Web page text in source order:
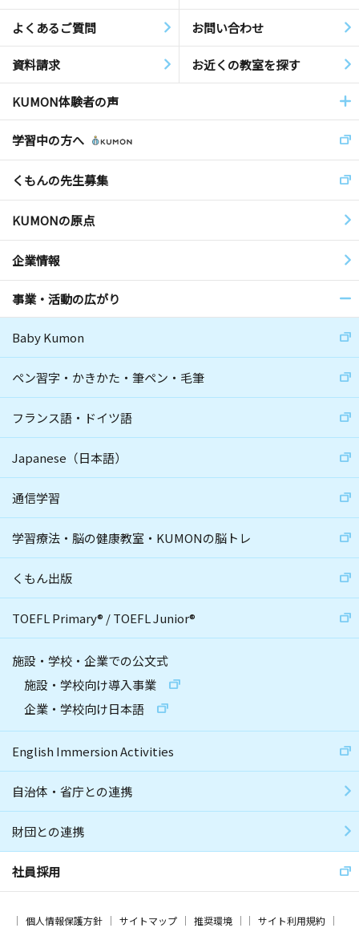
よくあるご質問 お問い合わせ
資料請求 お近くの教室を探す
KUMON体験者の声
学習中の方へ
くもんの先生募集
KUMONの原点
企業情報
事業・活動の広がり
Baby Kumon
ペン習字・かきかた・筆ペン・毛筆
フランス語・ドイツ語
Japanese（日本語）
通信学習
学習療法・脳の健康教室・KUMONの脳トレ
くもん出版
TOEFL Primary® /TOEFL Junior®
施設・学校・企業での公文式
施設・学校向け導入事業
企業・学校向け日本語
English Immersion Activities
自治体・省庁との連携
財団との連携
社員採用
個人情報保護方針 サイトマップ 推奨環境 サイト利用規約